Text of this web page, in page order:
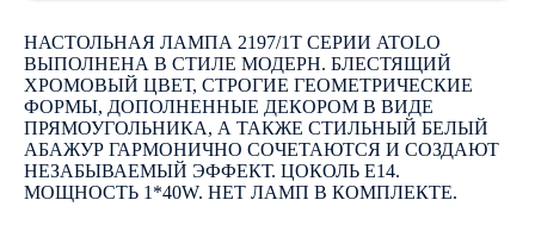
НАСТОЛЬНАЯ ЛАМПА 2197/1T СЕРИИ ATOLO
ВЫПОЛНЕНА В СТИЛЕ МОДЕРН. БЛЕСТЯЩИЙ
ХРОМОВЫЙ ЦВЕТ, СТРОГИЕ ГЕОМЕТРИЧЕСКИЕ
ФОРМЫ, ДОПОЛНЕННЫЕ ДЕКОРОМ В ВИДЕ
ПРЯМОУГОЛЬНИКА, А ТАКЖЕ СТИЛЬНЫЙ БЕЛЫЙ
АБАЖУР ГАРМОНИЧНО СОЧЕТАЮТСЯ И СОЗДАЮТ
НЕЗАБЫВАЕМЫЙ ЭФФЕКТ. ЦОКОЛЬ E14.
МОЩНОСТЬ 1*40W. НЕТ ЛАМП В КОМПЛЕКТЕ.